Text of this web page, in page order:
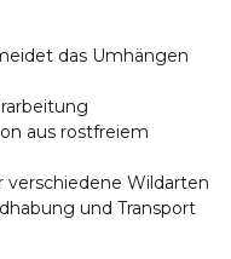
das Umhängen
aus rostfreiem
verschiedene Wildarten
und Transport